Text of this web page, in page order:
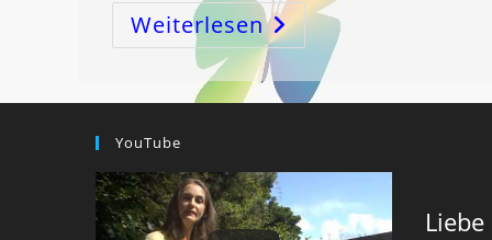
Weiterlesen Der
Dickdarm
Soll
Das
„Bauchgehirn“
Sein
YouTube